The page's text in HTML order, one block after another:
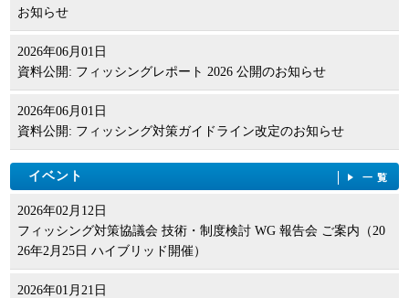
お知らせ
2026年06月01日
資料公開: フィッシングレポート 2026 公開のお知らせ
2026年06月01日
資料公開: フィッシング対策ガイドライン改定のお知らせ
イベント 一覧
2026年02月12日
フィッシング対策協議会 技術・制度検討 WG 報告会 ご案内（20
26年2月25日 ハイブリッド開催）
2026年01月21日